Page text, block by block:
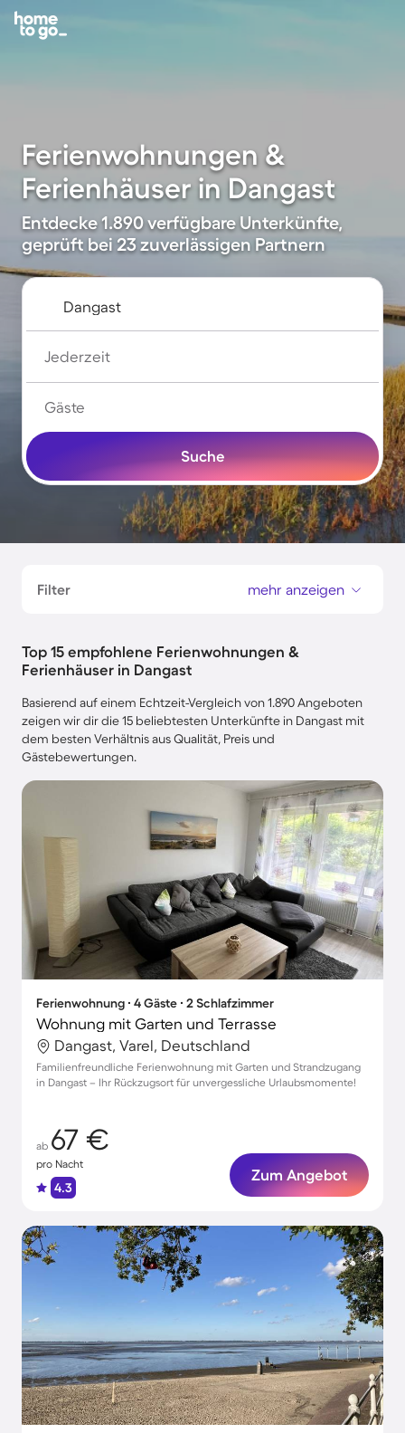
Ferienwohnungen &
Ferienhäuser in Dangast
Entdecke 1.890 verfügbare Unterkünfte,
geprüft bei 23 zuverlässigen Partnern
Jederzeit
Gäste
Suche
Filter mehr anzeigen
Top 15 empfohlene Ferienwohnungen &
Ferienhäuser in Dangast
Basierend auf einem Echtzeit-Vergleich von 1.890 Angeboten
zeigen wir dir die 15 beliebtesten Unterkünfte in Dangast mit
dem besten Verhältnis aus Qualität, Preis und
Gästebewertungen.
Ferienwohnung ∙ 4 Gäste ∙ 2 Schlafzimmer
Wohnung mit Garten und Terrasse
Dangast, Varel, Deutschland
Familienfreundliche Ferienwohnung mit Garten und Strandzugang
in Dangast – Ihr Rückzugsort für unvergessliche Urlaubsmomente!
ab 67 €
pro Nacht
4.3
Zum Angebot